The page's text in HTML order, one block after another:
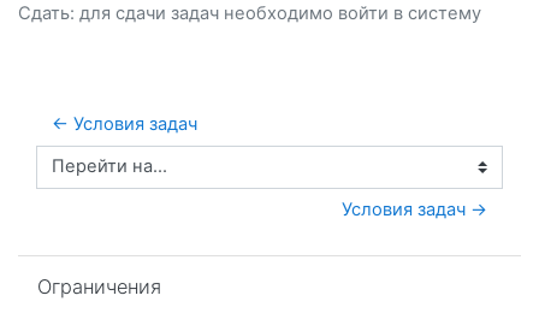
Сдать: для сдачи задач необходимо войти в систему
← Условия задач
Перейти на...
Условия задач →
Ограничения